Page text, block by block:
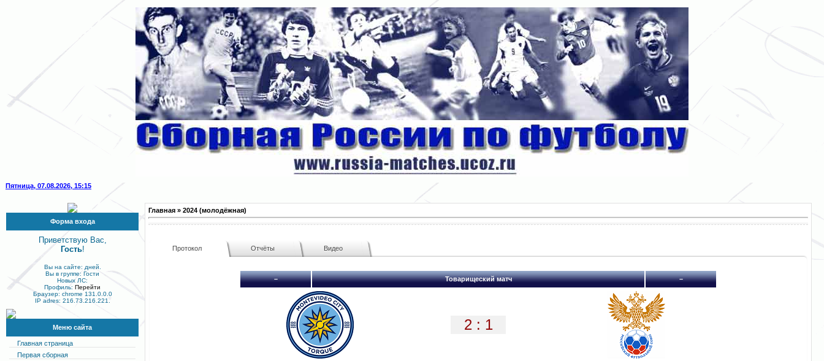
Пятница, 07.08.2026, 15:15
Форма входа
Приветствую Вас,
Гость!
Вы на сайте: дней.
Вы в группе: Гости
Новых ЛС:
Профиль: Перейти
Браузер: chrome 131.0.0.0
IP adres: 216.73.216.221.
Меню сайта
Главная страница
Первая сборная
Главная » 2024 (молодёжная)
Протокол Отчёты Видео
– Товарищеский матч –
2 : 1